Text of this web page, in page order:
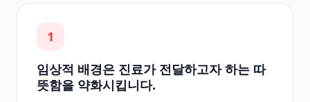
1
임상적 배경은 진료가 전달하고자 하는 따
뜻함을 약화시킵니다.